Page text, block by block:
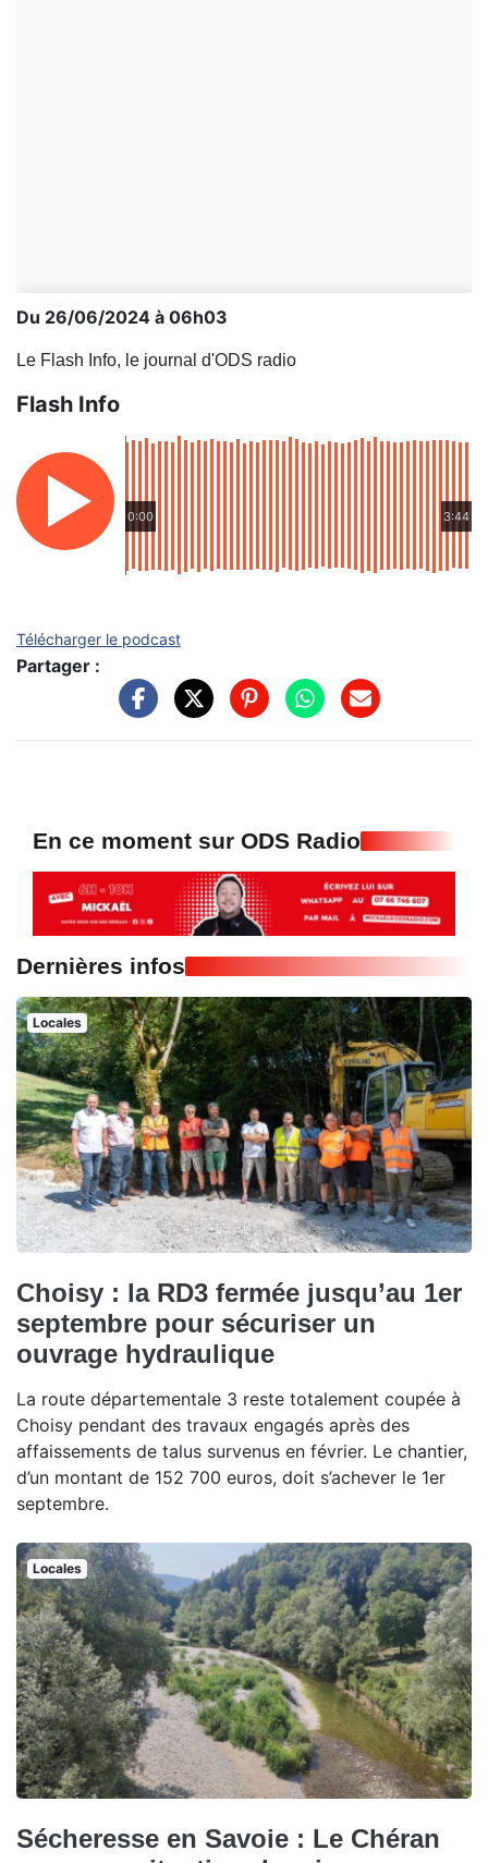
Du 26/06/2024 à 06h03
Le Flash Info, le journal d'ODS radio
Flash Info
0:00 3:44
Télécharger le podcast
Partager :
En ce moment sur ODS Radio
Dernières infos
Locales
Choisy : la RD3 fermée jusqu’au 1er
septembre pour sécuriser un
ouvrage hydraulique
La route départementale 3 reste totalement coupée à
Choisy pendant des travaux engagés après des
affaissements de talus survenus en février. Le chantier,
d’un montant de 152 700 euros, doit s’achever le 1er
septembre.
Locales
Sécheresse en Savoie : Le Chéran